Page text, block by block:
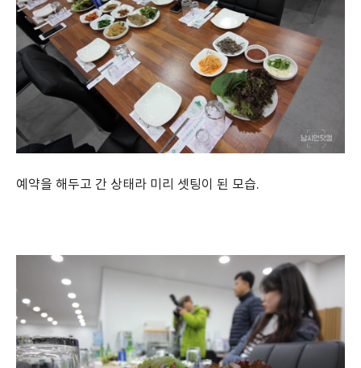
예약을 해두고 간 상태라 미리 셋팅이 된 모습.